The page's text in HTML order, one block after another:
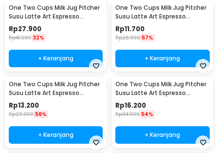
One Two Cups Milk Jug Pitcher
Susu Latte Art Espresso
Stainless Steel 200ml - J068
Rp27.900
Rp41.000 32%
+ Keranjang
One Two Cups Milk Jug Pitcher
Susu Latte Art Espresso
Stainless Steel 1oz - S06HG
Rp11.700
Rp26.900 57%
+ Keranjang
One Two Cups Milk Jug Pitcher
Susu Latte Art Espresso
Stainless Steel 1.5oz - S06HG
Rp13.200
Rp29.900 56%
+ Keranjang
One Two Cups Milk Jug Pitcher
Susu Latte Art Espresso
Stainless Steel 3oz - S06HG
Rp16.200
Rp34.900 54%
+ Keranjang